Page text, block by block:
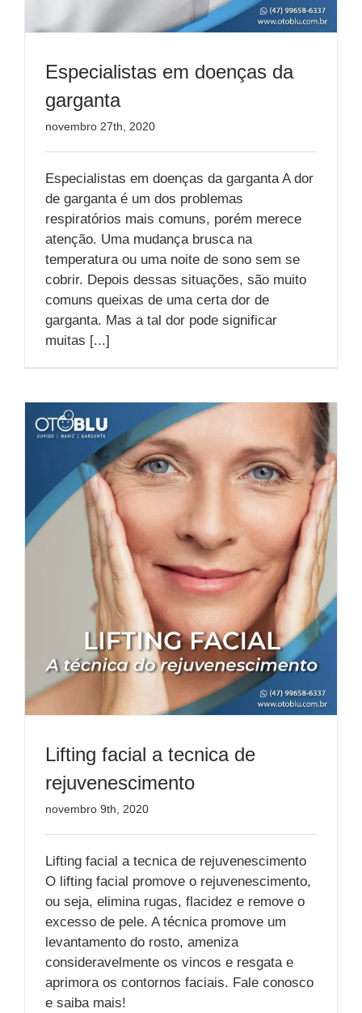
Especialistas em doenças da
garganta
novembro 27th, 2020
Especialistas em doenças da garganta A dor
de garganta é um dos problemas
respiratórios mais comuns, porém merece
atenção. Uma mudança brusca na
temperatura ou uma noite de sono sem se
cobrir. Depois dessas situações, são muito
comuns queixas de uma certa dor de
garganta. Mas a tal dor pode significar
muitas [...]
Lifting facial a tecnica de
rejuvenescimento
novembro 9th, 2020
Lifting facial a tecnica de rejuvenescimento
O lifting facial promove o rejuvenescimento,
ou seja, elimina rugas, flacidez e remove o
excesso de pele. A técnica promove um
levantamento do rosto, ameniza
consideravelmente os vincos e resgata e
aprimora os contornos faciais. Fale conosco
e saiba mais!